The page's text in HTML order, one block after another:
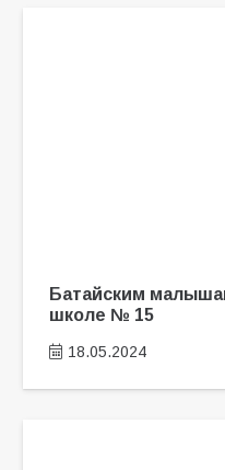
Батайским
школе № 15
18.05.2024